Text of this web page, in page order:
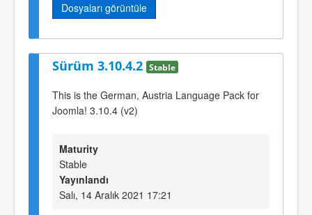
Dosyaları görüntüle
Sürüm 3.10.4.2 Stable
This is the German, Austria Language Pack for
Joomla! 3.10.4 (v2)
Maturity
Stable
Yayınlandı
Salı, 14 Aralık 2021 17:21